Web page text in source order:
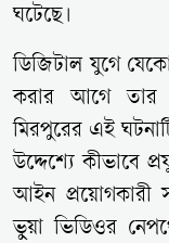
ঘটেছে।
ডিজিটাল যুগে
করার আগে তার
মিরপুরের এই
উদ্দেশ্যে কীভাবে
আইন প্রয়োগকারী
ভুয়া ভিডিওর